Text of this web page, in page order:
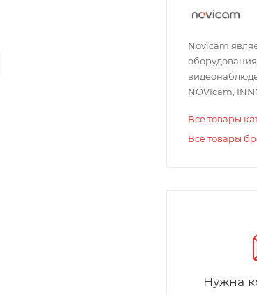
Novicam
NOVIcam,
Все товары
Все товары
Нужна